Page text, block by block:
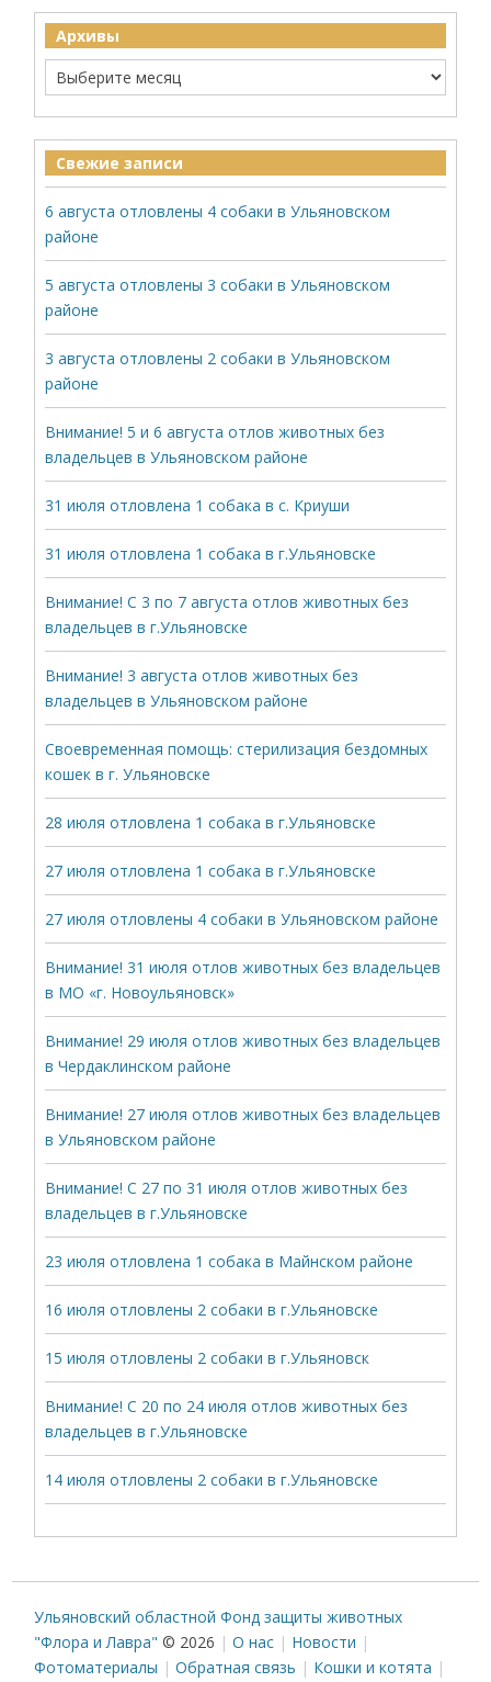
Архивы
Свежие записи
6 августа отловлены 4 собаки в Ульяновском
районе
5 августа отловлены 3 собаки в Ульяновском
районе
3 августа отловлены 2 собаки в Ульяновском
районе
Внимание! 5 и 6 августа отлов животных без
владельцев в Ульяновском районе
31 июля отловлена 1 собака в с. Криуши
31 июля отловлена 1 собака в г.Ульяновске
Внимание! С 3 по 7 августа отлов животных без
владельцев в г.Ульяновске
Внимание! 3 августа отлов животных без
владельцев в Ульяновском районе
Своевременная помощь: стерилизация бездомных
кошек в г. Ульяновске
28 июля отловлена 1 собака в г.Ульяновске
27 июля отловлена 1 собака в г.Ульяновске
27 июля отловлены 4 собаки в Ульяновском районе
Внимание! 31 июля отлов животных без владельцев
в МО «г. Новоульяновск»
Внимание! 29 июля отлов животных без владельцев
в Чердаклинском районе
Внимание! 27 июля отлов животных без владельцев
в Ульяновском районе
Внимание! С 27 по 31 июля отлов животных без
владельцев в г.Ульяновске
23 июля отловлена 1 собака в Майнском районе
16 июля отловлены 2 собаки в г.Ульяновске
15 июля отловлены 2 собаки в г.Ульяновск
Внимание! С 20 по 24 июля отлов животных без
владельцев в г.Ульяновске
14 июля отловлены 2 собаки в г.Ульяновске
Ульяновский областной Фонд защиты животных
"Флора и Лавра" © 2026 О нас
Новости
Фотоматериалы
Обратная связь Кошки и котята